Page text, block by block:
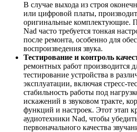
В случае выхода из строя
или цифровой платы,
оригинальные комплектующие.
Nad часто требуется тонкая
после ремонта, особенно для
воспроизведения звука.
Тестирование и контроль
ремонтных работ производится
тестирование устройства в
эксплуатации, включая стресс-
стабильность работы под
искажений в звуковом тракте,
функций и настроек. Этот этап
аудиотехники Nad, чтобы
первоначального качества